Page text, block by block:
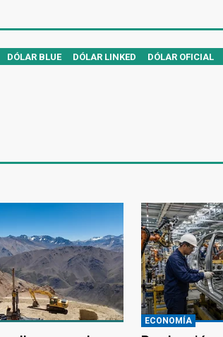
DÓLAR BLUE DÓLAR LINKED DÓLAR OFICIAL
ECONOMÍA